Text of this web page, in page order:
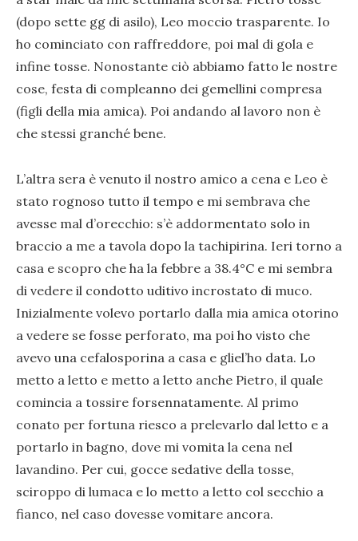
(dopo sette gg di asilo), Leo moccio trasparente. Io
ho cominciato con raffreddore, poi mal di gola e
infine tosse. Nonostante ciò abbiamo fatto le nostre
cose, festa di compleanno dei gemellini compresa
(figli della mia amica). Poi andando al lavoro non è
che stessi granché bene.
L’altra sera è venuto il nostro amico a cena e Leo è
stato rognoso tutto il tempo e mi sembrava che
avesse mal d’orecchio: s’è addormentato solo in
braccio a me a tavola dopo la tachipirina. Ieri torno a
casa e scopro che ha la febbre a 38.4°C e mi sembra
di vedere il condotto uditivo incrostato di muco.
Inizialmente volevo portarlo dalla mia amica otorino
a vedere se fosse perforato, ma poi ho visto che
avevo una cefalosporina a casa e gliel’ho data. Lo
metto a letto e metto a letto anche Pietro, il quale
comincia a tossire forsennatamente. Al primo
conato per fortuna riesco a prelevarlo dal letto e a
portarlo in bagno, dove mi vomita la cena nel
lavandino. Per cui, gocce sedative della tosse,
sciroppo di lumaca e lo metto a letto col secchio a
fianco, nel caso dovesse vomitare ancora.